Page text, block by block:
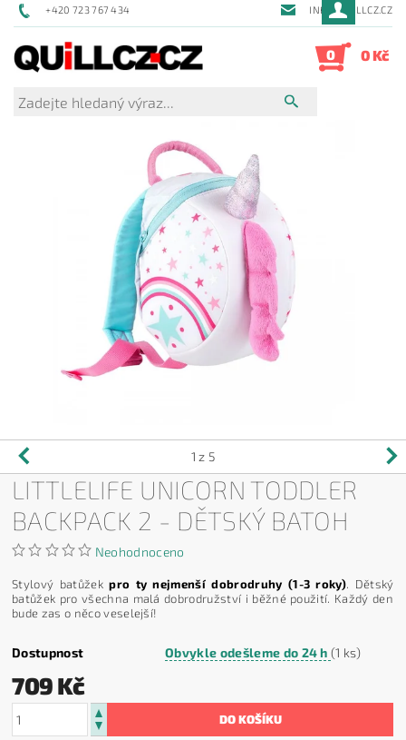
+420 723 767 434 INFO@QUILLCZ.CZ
0 0 Kč
1 z 5
LITTLELIFE UNICORN TODDLER
BACKPACK 2 - DĚTSKÝ BATOH
Neohodnoceno
Stylový batůžekpro ty nejmenší dobrodruhy (1-3 roky). Dětský
batůžek pro všechna malá dobrodružství i běžné použití. Každý den
bude zas o něco veselejší!
Dostupnost Obvykle odešleme do 24 h(1 ks)
709 Kč